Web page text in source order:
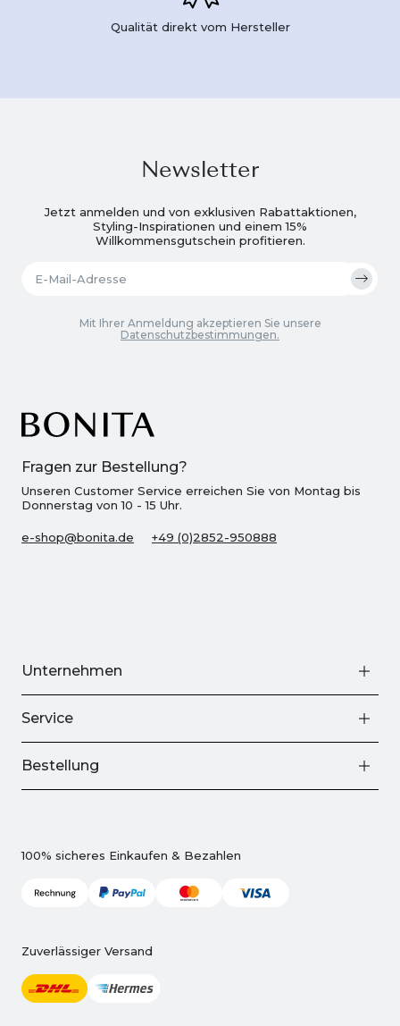
Qualität direkt vom Hersteller
Fragen zur Bestellung?
Unseren Customer Service erreichen Sie von Montag bis
Donnerstag von 10 - 15 Uhr.
e-shop@bonita.de +49 (0)2852-950888
Newsletter
Jetzt anmelden und von exklusiven Rabattaktionen,
Styling-Inspirationen und einem 15%
Willkommensgutschein profitieren.
Mit Ihrer Anmeldung akzeptieren Sie unsere
Datenschutzbestimmungen.
Unternehmen
Service
Bestellung
100% sicheres Einkaufen & Bezahlen
Zuverlässiger Versand